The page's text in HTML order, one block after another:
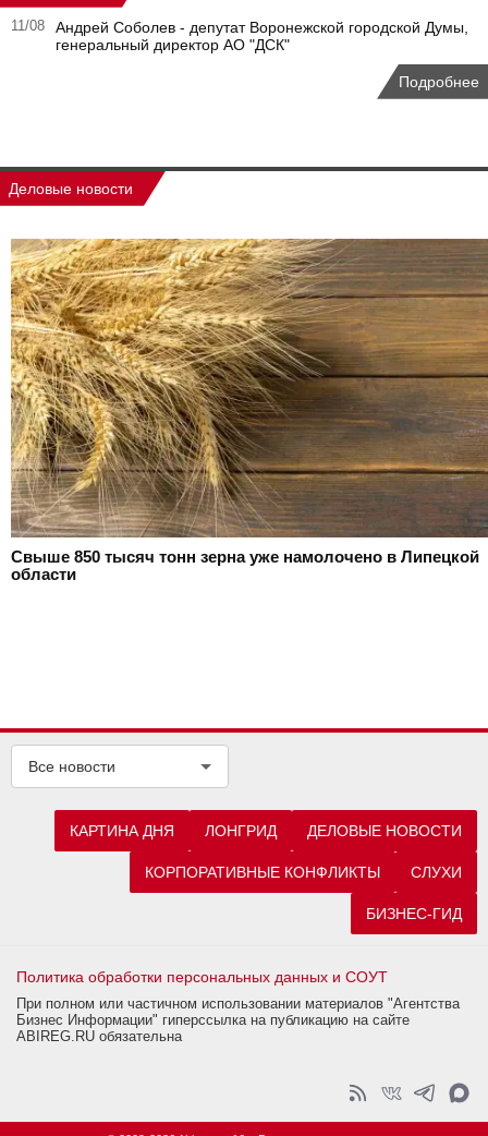
11/08
Андрей Соболев - депутат Воронежской городской Думы,
генеральный директор АО "ДСК"
Подробнее
Деловые новости
Свыше 850 тысяч тонн зерна уже намолочено в Липецкой
области
Все новости
КАРТИНА ДНЯ ЛОНГРИД ДЕЛОВЫЕ НОВОСТИ
КОРПОРАТИВНЫЕ КОНФЛИКТЫ СЛУХИ
БИЗНЕС-ГИД
Политика обработки персональных данных и СОУТ
При полном или частичном использовании материалов "Агентства
Бизнес Информации" гиперссылка на публикацию на сайте
ABIREG.RU обязательна